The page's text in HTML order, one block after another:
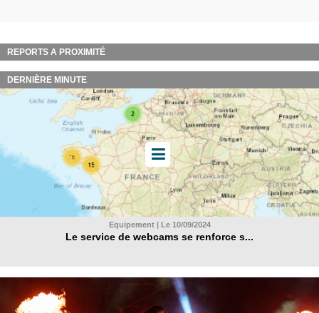
REPORTS A PROXIMITÉ
DERNIÈRE MINUTE
Equipement | Le 10/09/2024
Le service de webcams se renforce s...